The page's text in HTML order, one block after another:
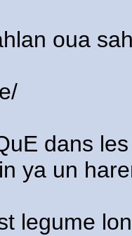
oua
dans
ya un
legume